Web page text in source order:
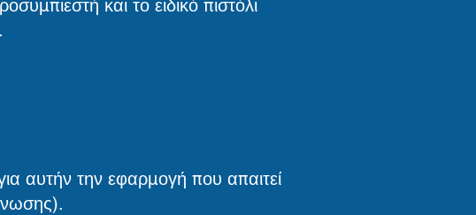
και το ειδικό πιστόλι
αυτήν την εφαρμογή που απαιτεί